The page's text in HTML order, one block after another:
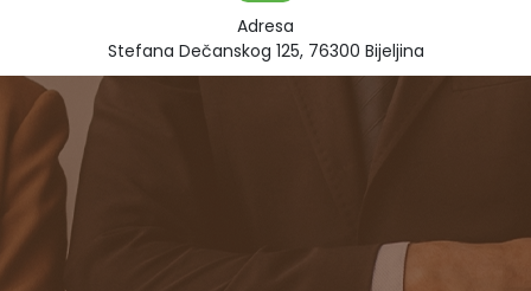
Adresa
Stefana Dečanskog 125, 76300 Bijeljina